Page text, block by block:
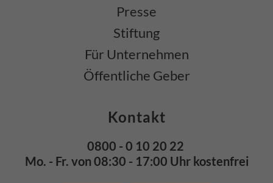
Presse
Stiftung
Für Unternehmen
Öffentliche Geber
Kontakt
0800 - 0 10 20 22
Mo. - Fr. von 08:30 - 17:00 Uhr kostenfrei